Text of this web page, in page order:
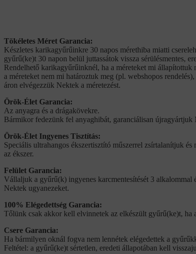
Tökéletes Méret Garancia:
Készletes karikagyűrűinkre 30 napos mérethiba miatti
gyűrű(ke)t 30 napon belül juttassátok vissza sérülésmentes,
Rendelhető karikagyűrűinknél, ha a méreteket mi
a méreteket nem mi határoztuk meg (pl. webshopos
áron elvégezzük Nektek a méretezést.
Örök-Élet Garancia:
Az anyagra és a drágakövekre.
Bármikor fedezünk fel anyaghibát, garanciálisan
Örök-Élet Ingyenes Tisztítás:
Speciális ultrahangos ékszertisztító műszerrel zsírtalanítjuk
az ékszer.
Felület Garancia:
Vállaljuk a gyűrű(k) ingyenes karcmentesítését 3 alkalommal
Nektek ugyanezeket.
100% Elégedettség Garancia:
Tőlünk csak akkor kell elvinnetek az elkészült gyűrű(ke)t, ha
Csere Garancia:
Ha bármilyen oknál fogva nem lennétek elégedettek a
Feltétel: a gyűrű(ke)t sértetlen, eredeti állapotában kell